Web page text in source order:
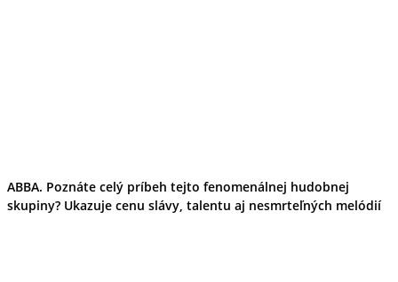
ABBA. Poznáte celý príbeh tejto fenomenálnej hudobnej
skupiny? Ukazuje cenu slávy, talentu aj nesmrteľných melódií